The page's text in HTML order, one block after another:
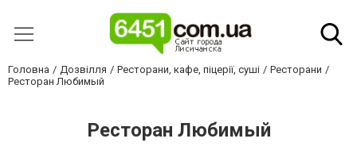
Головна Дозвілля Ресторани, кафе, піцерії, суші
Ресторани
Ресторан Любимый
Ресторан Любимый